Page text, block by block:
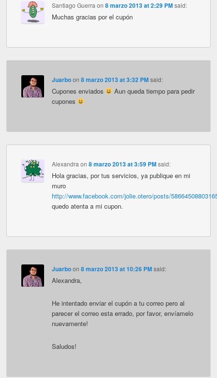
Santiago Guerra on 8 marzo 2013 at 2:29 PM said:
Muchas gracias por el cupón
Juarboon 8 marzo 2013 at 3:32 PM said:
Cupones enviados
Aun queda tiempo para pedir
cupones
Alexandra on 8 marzo 2013 at 3:59 PM said:
Hola gracias, por tus servicios, ya publique en mi
muro
http://www.facebook.com/jolie.otero/posts/
quedo atenta a mi cupon.
Juarboon 8 marzo 2013 at 10:26 PM said:
Alexandra,
He intentado enviar el cupón a tu correo pero al
parecer el correo esta errado, por favor, envíamelo
nuevamente!
Saludos!